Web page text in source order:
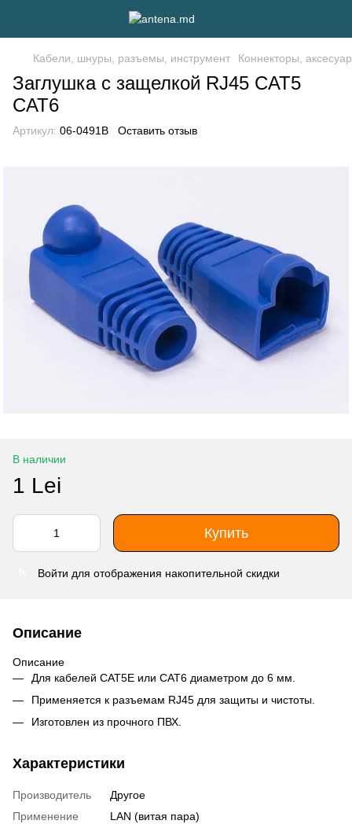
Кабели, шнуры, разъемы, инструмент Коннекторы,
Заглушка с защелкой RJ45 CAT5
CAT6
Артикул: 06-0491B Оставить отзыв
В наличии
1 Lei
Купить
Войти для отображения накопительной скидки
Описание
Описание
Для кабелей CAT5E или CAT6 диаметром до 6 мм.
Применяется к разъемам RJ45 для защиты и чистоты.
Изготовлен из прочного ПВХ.
Характеристики
Производитель
Другое
Применение
LAN (витая пара)